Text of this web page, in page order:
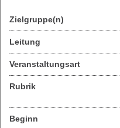
Zielgruppe(n)
Leitung
Veranstaltungsart
Rubrik
Beginn